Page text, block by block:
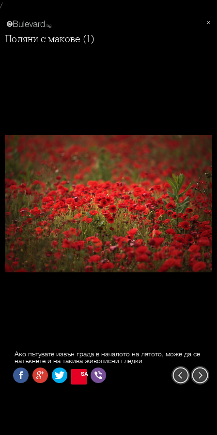
/
Поляни с макове (1)
Ако пътувате извън града в началото на лятото, може да се
натъкнете и на такива живописни гледки
SAVE